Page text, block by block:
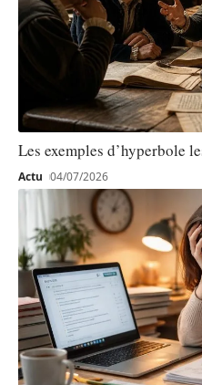
Les exemples d’hyperbole
Actu 04/07/2026